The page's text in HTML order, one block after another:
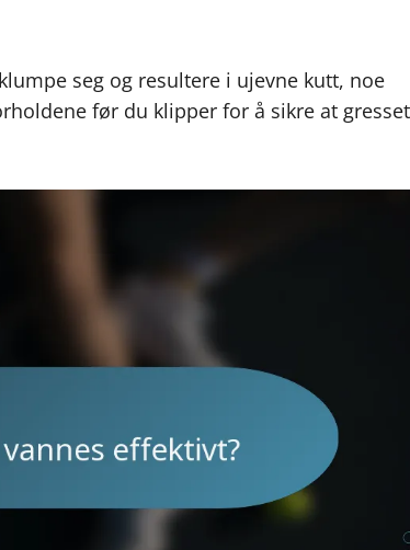
seg og resultere i ujevne kutt, noe
før du klipper for å sikre at gresset